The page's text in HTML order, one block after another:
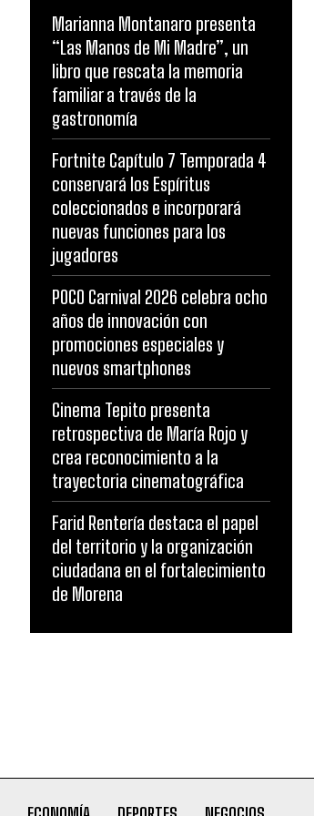
Marianna Montanaro presenta
“Las Manos de Mi Madre”, un
libro que rescata la memoria
familiar a través de la
gastronomía
Fortnite Capítulo 7 Temporada 4
conservará los Espíritus
coleccionados e incorporará
nuevas funciones para los
jugadores
POCO Carnival 2026 celebra ocho
años de innovación con
promociones especiales y
nuevos smartphones
Cinema Tepito presenta
retrospectiva de María Rojo y
crea reconocimiento a la
trayectoria cinematográfica
Farid Rentería destaca el papel
del territorio y la organización
ciudadana en el fortalecimiento
de Morena